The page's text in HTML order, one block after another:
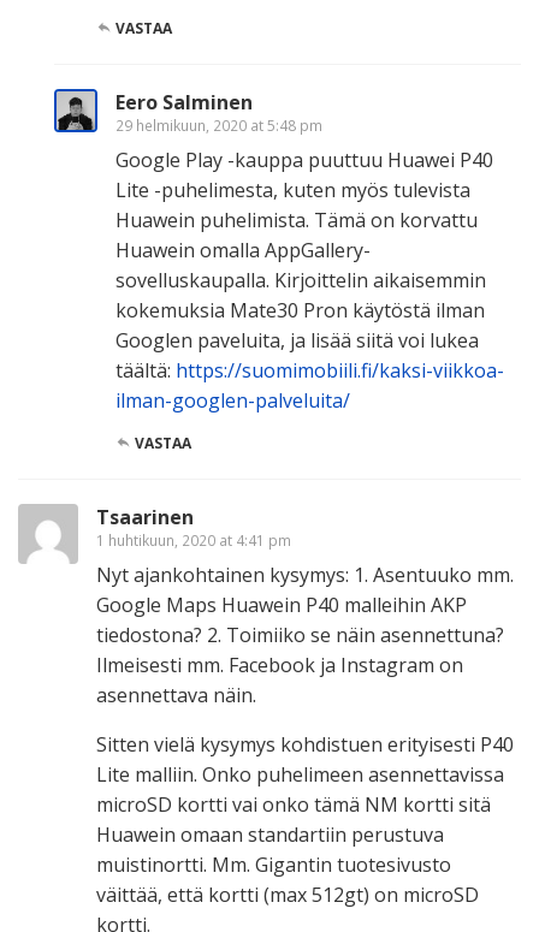
VASTAA
Eero Salminen
29 helmikuun, 2020 at 5:48 pm
Google Play -kauppa puuttuu Huawei P40
Lite -puhelimesta, kuten myös tulevista
Huawein puhelimista. Tämä on korvattu
Huawein omalla AppGallery-
sovelluskaupalla. Kirjoittelin aikaisemmin
kokemuksia Mate30 Pron käytöstä ilman
Googlen paveluita, ja lisää siitä voi lukea
täältä: https://suomimobiili.fi/kaksi-viikkoa-
ilman-googlen-palveluita/
VASTAA
Tsaarinen
1 huhtikuun, 2020 at 4:41 pm
Nyt ajankohtainen kysymys: 1. Asentuuko mm.
Google Maps Huawein P40 malleihin AKP
tiedostona? 2. Toimiiko se näin asennettuna?
Ilmeisesti mm. Facebook ja Instagram on
asennettava näin.
Sitten vielä kysymys kohdistuen erityisesti P40
Lite malliin. Onko puhelimeen asennettavissa
microSD kortti vai onko tämä NM kortti sitä
Huawein omaan standartiin perustuva
muistinortti. Mm. Gigantin tuotesivusto
väittää, että kortti (max 512gt) on microSD
kortti.